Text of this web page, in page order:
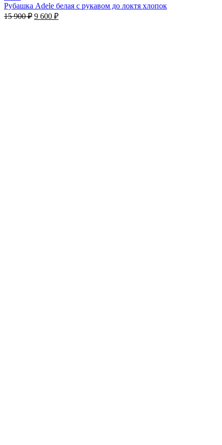
Рубашка Adele белая c рукавом до локтя хлопок
15 900₽ 9 600 ₽